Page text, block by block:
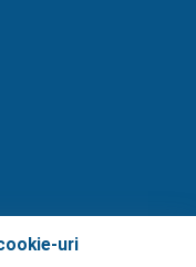
uri